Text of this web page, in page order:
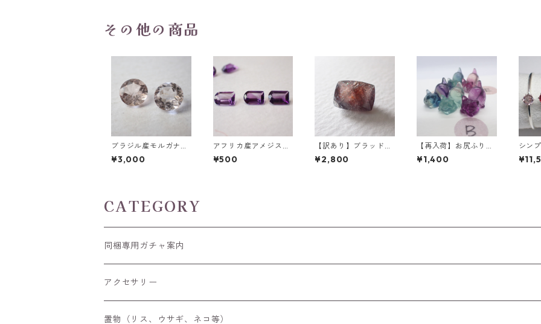
その他の商品
ブラジル産モルガナイ
ト ハートカット(5m
m)/ラウンドカットル
¥3,000
アフリカ産アメジスト
ファンシーカットルー
ス 0.45ct前後 6.0m
¥500
【訳あり】ブラッドシ
ョットアイオライト 3.
25ct 11.0mm*8.25m
¥2,800
【再入荷】お尻ふりふ
りネコフローライト彫
刻 3g前後 15mm*10.5
¥1,400
シン
グ 3ｍ
CATEGORY
同梱専用ガチャ案内
アクセサリー
空枠
置物（リス、ウサギ、ネコ等）